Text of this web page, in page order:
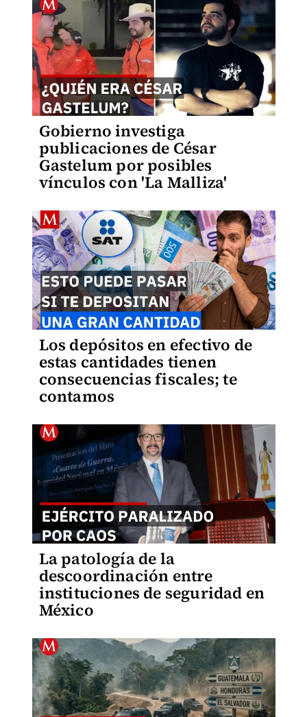
Gobierno investiga
publicaciones de César
Gastelum por posibles
vínculos con 'La Malliza'
Los depósitos en efectivo de
estas cantidades tienen
consecuencias fiscales; te
contamos
La patología de la
descoordinación entre
instituciones de seguridad en
México